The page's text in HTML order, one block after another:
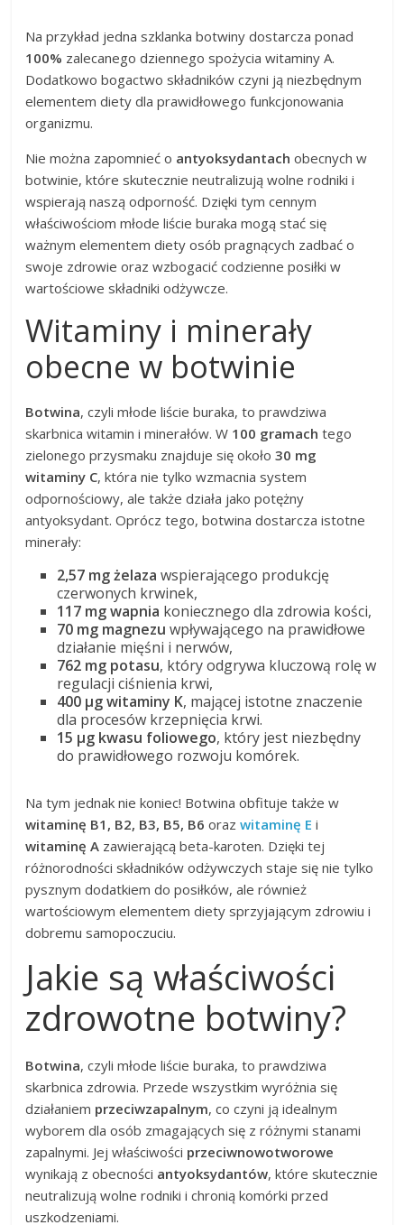
Na przykład jedna szklanka botwiny dostarcza ponad
100% zalecanego dziennego spożycia witaminy A.
Dodatkowo bogactwo składników czyni ją niezbędnym
elementem diety dla prawidłowego funkcjonowania
organizmu.
Nie można zapomnieć o antyoksydantach obecnych w
botwinie, które skutecznie neutralizują wolne rodniki i
wspierają naszą odporność. Dzięki tym cennym
właściwościom młode liście buraka mogą stać się
ważnym elementem diety osób pragnących zadbać o
swoje zdrowie oraz wzbogacić codzienne posiłki w
wartościowe składniki odżywcze.
Witaminy i minerały
obecne w botwinie
Botwina, czyli młode liście buraka, to prawdziwa
skarbnica witamin i minerałów. W 100 gramach tego
zielonego przysmaku znajduje się około30 mg
witaminy C, która nie tylko wzmacnia system
odpornościowy, ale także działa jako potężny
antyoksydant. Oprócz tego, botwina dostarcza istotne
minerały:
2,57 mg żelaza wspierającego produkcję
czerwonych krwinek,
117 mg wapnia koniecznego dla zdrowia kości,
70 mg magnezu wpływającego na prawidłowe
działanie mięśni i nerwów,
762 mg potasu, który odgrywa kluczową rolę w
regulacji ciśnienia krwi,
400 µg witaminy K, mającej istotne znaczenie
dla procesów krzepnięcia krwi.
15 µg kwasu foliowego, który jest niezbędny
do prawidłowego rozwoju komórek.
Na tym jednak nie koniec! Botwina obfituje także w
witaminę B1, B2, B3, B5, B6 orazwitaminę E i
witaminę A zawierającą beta-karoten. Dzięki tej
różnorodności składników odżywczych staje się nie tylko
pysznym dodatkiem do posiłków, ale również
wartościowym elementem diety sprzyjającym zdrowiu i
dobremu samopoczuciu.
Jakie są właściwości
zdrowotne botwiny?
Botwina, czyli młode liście buraka, to prawdziwa
skarbnica zdrowia. Przede wszystkim wyróżnia się
działaniem przeciwzapalnym, co czyni ją idealnym
wyborem dla osób zmagających się z różnymi stanami
zapalnymi. Jej właściwości przeciwnowotworowe
wynikają z obecności antyoksydantów, które skutecznie
neutralizują wolne rodniki i chronią komórki przed
uszkodzeniami.